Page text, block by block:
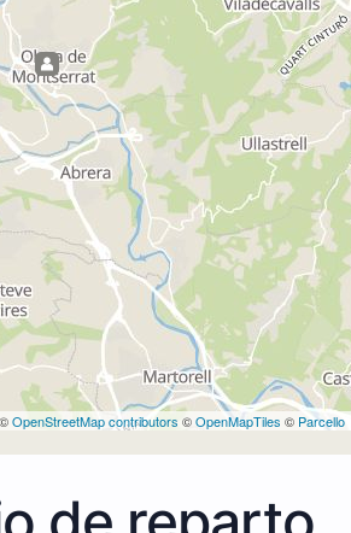
OpenStreetMap contributors ©OpenMapTiles © Parcello